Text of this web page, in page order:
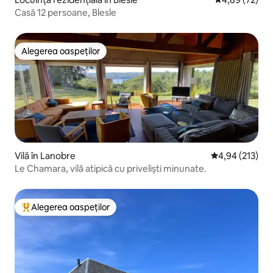
Casă 12 persoane, Blesle
Alegerea oaspeților
Alegerea oaspeților
Vilă în Lanobre Scor mediu de
4,94 (213)
Le Chamara, vilă atipică cu priveliști minunate.
Locuință din topul categoriei Alegerea oaspeților
Alegerea oaspeților